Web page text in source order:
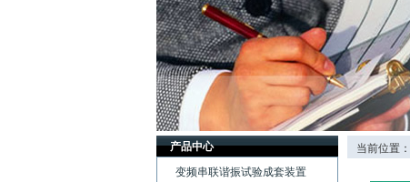
产品中心
变频串联谐振试验成套装置
当前位置：